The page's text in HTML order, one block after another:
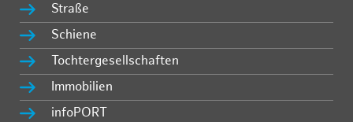
Straße
Schiene
Tochtergesellschaften
Immobilien
infoPORT